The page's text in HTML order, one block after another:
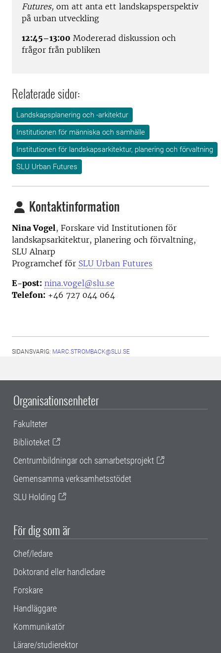
Futures, om att anta ett landskapsperspektiv
på urban utveckling
12:45–13:00 Modererad diskussion och
frågor från publiken
Relaterade sidor:
Landskapsplanering och -arkitektur
Institutionen för människa och samhälle
Institutionen för landskapsarkitektur, planering och förvaltning
SLU Urban Futures
Kontaktinformation
Nina Vogel, Forskare vid Institutionen för
landskapsarkitektur, planering och förvaltning,
SLU Alnarp
Programchef för SLU Urban Futures
E-post: nina.vogel@slu.se
Telefon: +46 727 044 064
SIDANSVARIG: MARC.STROMBACK@SLU.SE
Organisationsenheter
Fakulteter
Biblioteket
Centrumbildningar och samarbetsprojekt
Gemensamma verksamhetsstödet
SLU Holding
För dig som är
Chef/ledare
Doktorand eller handledare
Forskare
Handläggare
Kommunikatör
Lärare/studierektor